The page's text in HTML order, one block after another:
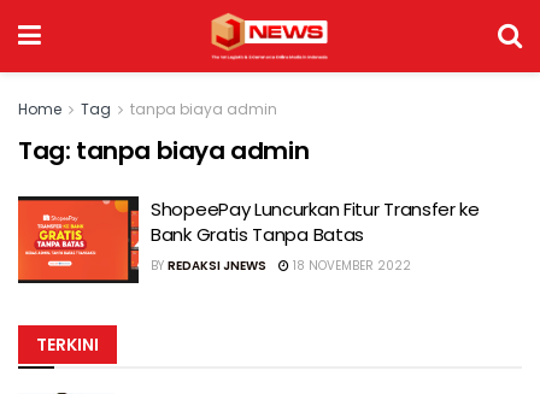
Home Tag tanpa biaya admin
Tag: tanpa biaya admin
ShopeePay Luncurkan Fitur Transfer ke
Bank Gratis Tanpa Batas
BY REDAKSI JNEWS 18 NOVEMBER 2022
TERKINI